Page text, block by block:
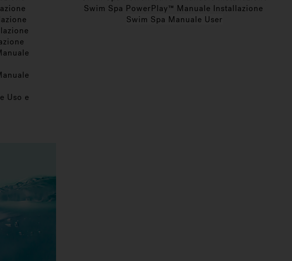
Uso e
Swim Spa PowerPlay™ Manuale Installazione
Swim Spa Manuale User